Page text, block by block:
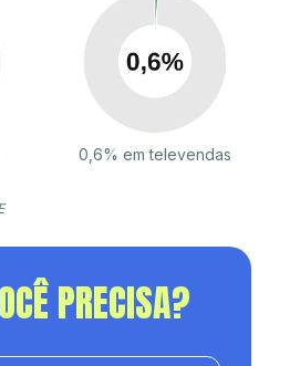
0,6% em televendas
PRECISA?